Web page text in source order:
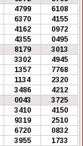
4799
6108
6370
4155
4162
0972
4355
0495
8179
3013
3302
4945
1357
7768
1134
2320
3486
4212
0043
3725
3410
4150
9319
2510
6720
0832
3955
1733